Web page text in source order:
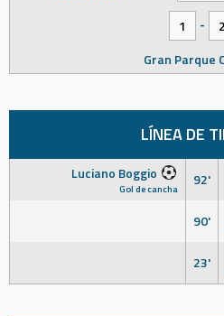
1 -
2
Gran Parque
LÍNEA DE
Luciano Boggio
Gol de cancha 92'
90'
23'